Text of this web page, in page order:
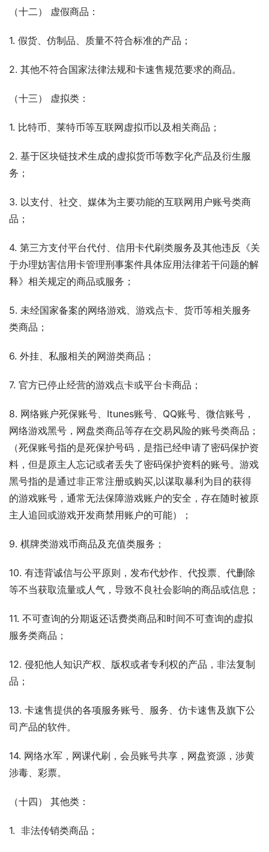
（十二） 虚假商品：
1. 假货、仿制品、质量不符合标准的产品；
2. 其他不符合国家法律法规和卡速售规范要求的商品。
（十三） 虚拟类：
1. 比特币、莱特币等互联网虚拟币以及相关商品；
2. 基于区块链技术生成的虚拟货币等数字化产品及衍生服
务；
3. 以支付、社交、媒体为主要功能的互联网用户账号类商
品；
4. 第三方支付平台代付、信用卡代刷类服务及其他违反《关
于办理妨害信用卡管理刑事案件具体应用法律若干问题的解
释》相关规定的商品或服务；
5. 未经国家备案的网络游戏、游戏点卡、货币等相关服务
类商品；
6. 外挂、私服相关的网游类商品；
7. 官方已停止经营的游戏点卡或平台卡商品；
8. 网络账户死保账号、Itunes账号、QQ账号、微信账号，
网络游戏黑号，网盘类商品等存在交易风险的账号类商品；
（死保账号指的是死保护号码，是指已经申请了密码保护资
料，但是原主人忘记或者丢失了密码保护资料的账号。游戏
黑号指的是通过非正常注册或购买,以谋取暴利为目的获得
的游戏账号，通常无法保障游戏账户的安全，存在随时被原
主人追回或游戏开发商禁用账户的可能）；
9. 棋牌类游戏币商品及充值类服务；
10. 有违背诚信与公平原则，发布代炒作、代投票、代删除
等不当获取流量或人气，导致不良社会影响的商品或信息；
11. 不可查询的分期返还话费类商品和时间不可查询的虚拟
服务类商品；
12. 侵犯他人知识产权、版权或者专利权的产品，非法复制
品；
13. 卡速售提供的各项服务账号、服务、仿卡速售及旗下公
司产品的软件。
14. 网络水军，网课代刷，会员账号共享，网盘资源，涉黄
涉毒、彩票。
（十四） 其他类：
1.  非法传销类商品；